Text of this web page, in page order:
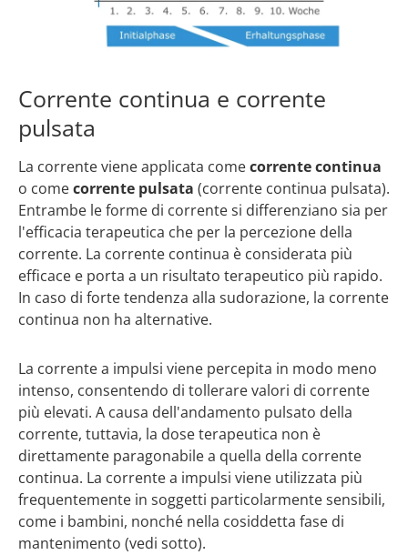
Corrente continua e corrente
pulsata
La corrente viene applicata comecorrente continua
o comecorrente pulsata (corrente continua pulsata).
Entrambe le forme di corrente si differenziano sia per
l'efficacia terapeutica che per la percezione della
corrente. La corrente continua è considerata più
efficace e porta a un risultato terapeutico più rapido.
In caso di forte tendenza alla sudorazione, la corrente
continua non ha alternative.
La corrente a impulsi viene percepita in modo meno
intenso, consentendo di tollerare valori di corrente
più elevati. A causa dell'andamento pulsato della
corrente, tuttavia, la dose terapeutica non è
direttamente paragonabile a quella della corrente
continua. La corrente a impulsi viene utilizzata più
frequentemente in soggetti particolarmente sensibili,
come i bambini, nonché nella cosiddetta fase di
mantenimento (vedi sotto).